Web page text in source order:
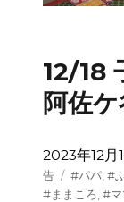
12/18
阿佐
投
稿
日:
2023年12月
告
タ
グ
#パパ, #
#ままころ #マ